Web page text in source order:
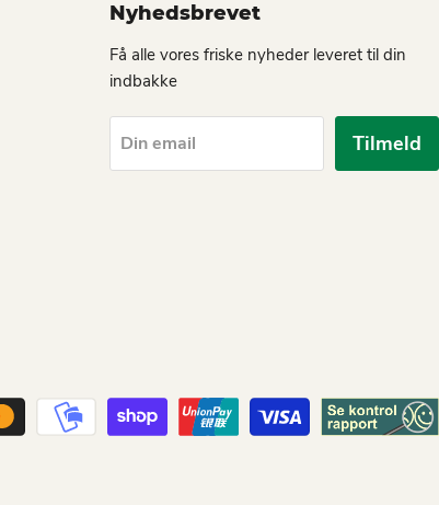
Nyhedsbrevet
Få alle vores friske nyheder leveret til din
indbakke
Din email Tilmeld